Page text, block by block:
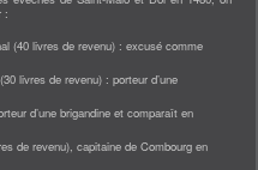
:
(40 livres de revenu) : excusé comme
livres de revenu) : porteur d’une
d’une brigandine et comparaît en
de revenu), capitaine de Combourg en